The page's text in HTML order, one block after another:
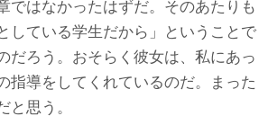
ではなかったはずだ。そのあたりも
している学生だから」ということで
だろう。おそらく彼女は、私にあっ
指導をしてくれているのだ。まった
と思う。